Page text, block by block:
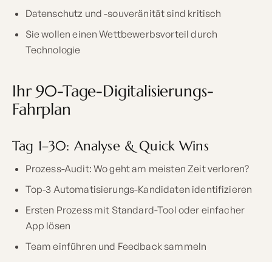
Datenschutz und -souveränität sind kritisch
Sie wollen einen Wettbewerbsvorteil durch
Technologie
Ihr 90-Tage-Digitalisierungs-
Fahrplan
Tag 1–30: Analyse & Quick Wins
Prozess-Audit: Wo geht am meisten Zeit verloren?
Top-3 Automatisierungs-Kandidaten identifizieren
Ersten Prozess mit Standard-Tool oder einfacher
App lösen
Team einführen und Feedback sammeln